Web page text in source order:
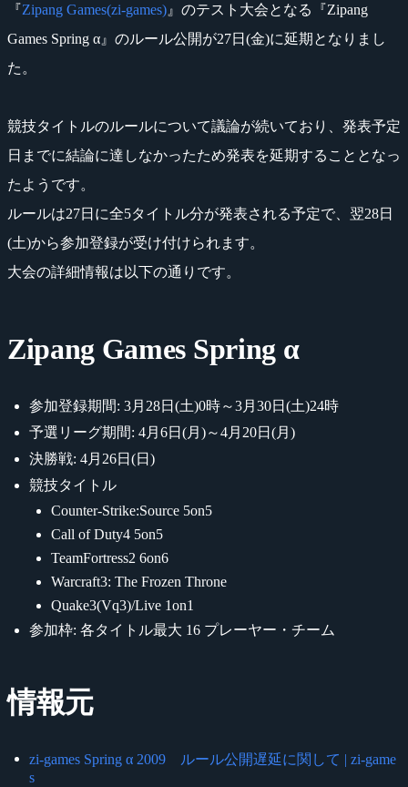
『Zipang Games(zi-games) 』のテスト大会となる『Zipang
Games Spring α』のルール公開が27日(金)に延期となりまし
た。
競技タイトルのルールについて議論が続いており、発表予定
日までに結論に達しなかったため発表を延期することとなっ
たようです。
ルールは27日に全5タイトル分が発表される予定で、翌28日
(土)から参加登録が受け付けられます。
大会の詳細情報は以下の通りです。
Zipang Games Spring α
参加登録期間: 3月28日(土)0時～3月30日(土)24時
予選リーグ期間: 4月6日(月)～4月20日(月)
決勝戦: 4月26日(日)
競技タイトル
Counter-Strike:Source 5on5
Call of Duty4 5on5
TeamFortress2 6on6
Warcraft3: The Frozen Throne
Quake3(Vq3)/Live 1on1
参加枠: 各タイトル最大 16 プレーヤー・チーム
情報元
zi-games Spring α 2009 ルール公開遅延に関して | zi-game
s